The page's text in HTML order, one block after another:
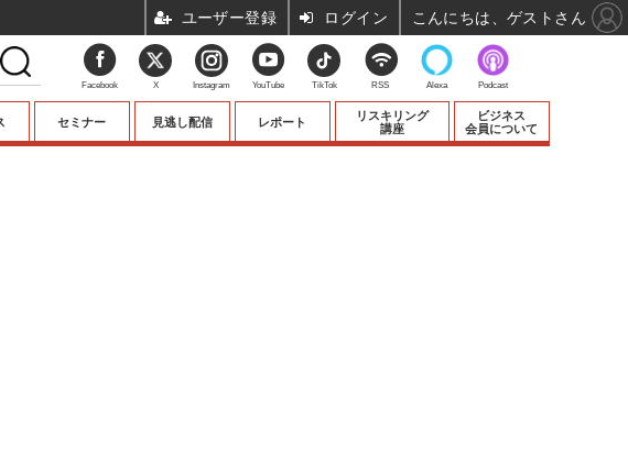
セミナー 見逃し配信 レポート
リスキリング
講座
ビジネス
会員について
Facebook X Instagram YouTube TikTok RSS Alexa Podcast
ユーザー登録 ログイン こんにちは、ゲストさん